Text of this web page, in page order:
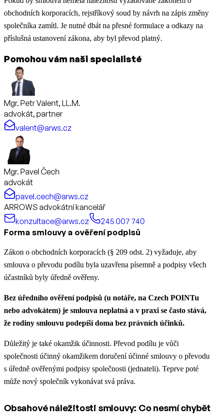
obchodních korporacích, rejstříkový soud by návrh na zápis změny
společníka zamítl. Je nutné dbát na přesné formulace a odkazy na
příslušná ustanovení zákona, aby byl převod platný.
Pomohou vám naši specialisté
Mgr. Petr Valent, LL.M.
advokát, partner
valent@arws.cz
Mgr. Pavel Čech
advokát
pavel.cech@arws.cz
ARROWS advokátní kancelář
konzultace@arws.cz
245 007 740
Forma smlouvy a ověření podpisů
Zákon o obchodních korporacích (§ 209 odst. 2) vyžaduje, aby
smlouva o převodu podílu byla uzavřena písemně a podpisy všech
účastníků byly úředně ověřeny.
Bez úředního ověření podpisů (u notáře, na Czech POINTu
nebo advokátem) je smlouva neplatná a v praxi se často stává,
že rodiny smlouvu podepíší doma bez právních účinků.
Důležitý je také okamžik účinnosti. Převod podílu je vůči
společnosti účinný okamžikem doručení účinné smlouvy o převodu
s úředně ověřenými podpisy společnosti (jednateli). Teprve poté
může nový společník vykonávat svá práva.
Obsahové náležitosti smlouvy: Co nesmí chybět